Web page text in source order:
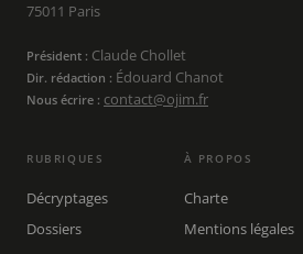
75011 Paris
Président : Claude Chollet
Dir. rédaction : Édouard Chanot
Nous écrire : contact@ojim.fr
RUBRIQUES
Décryptages
Dossiers
À PROPOS
Charte
Mentions légales